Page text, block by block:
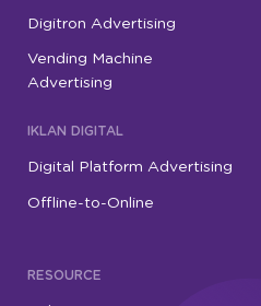
Digitron Advertising
Vending Machine
Advertising
IKLAN DIGITAL
Digital Platform Advertising
Offline-to-Online
RESOURCE